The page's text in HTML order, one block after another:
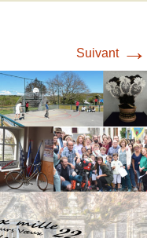
Suivant →